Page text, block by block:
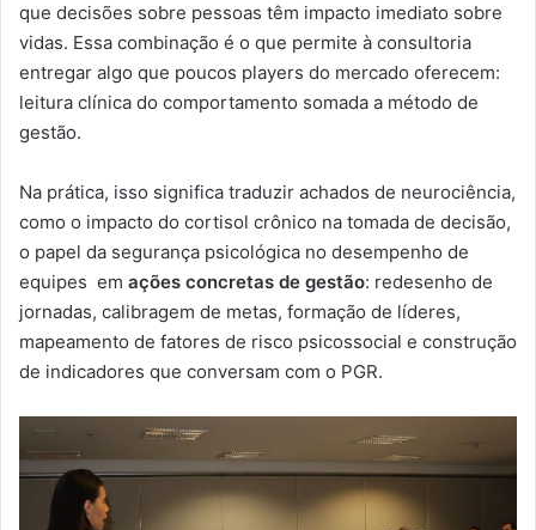
que decisões sobre pessoas têm impacto imediato sobre
vidas. Essa combinação é o que permite à consultoria
entregar algo que poucos players do mercado oferecem:
leitura clínica do comportamento somada a método de
gestão.
Na prática, isso significa traduzir achados de neurociência,
como o impacto do cortisol crônico na tomada de decisão,
o papel da segurança psicológica no desempenho de
equipes em ações concretas de gestão: redesenho de
jornadas, calibragem de metas, formação de líderes,
mapeamento de fatores de risco psicossocial e construção
de indicadores que conversam com o PGR.